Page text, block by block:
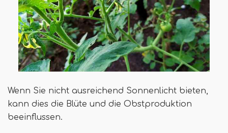
Wenn Sie nicht ausreichend Sonnenlicht bieten,
kann dies die Blüte und die Obstproduktion
beeinflussen.